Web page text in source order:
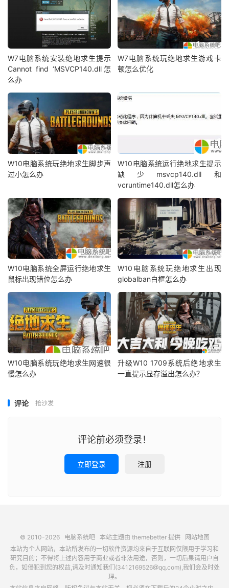
W7电脑系统安装绝地求生提示
Cannot find ‘MSVCP140.dll怎
么办
W7电脑系统玩绝地求生游戏卡
顿怎么优化
W10电脑系统玩绝地求生脚步声
过小怎么办
W10电脑系统运行绝地求生提示
缺少msvcp140.dll和
vcruntime140.dll怎么办
W10电脑系统全屏运行绝地求生
鼠标出现错位怎么办
W10电脑系统玩绝地求生出现
globalban白框怎么办
W10电脑系统玩绝地求生网速很
慢怎么办
升级W10 1709系统后绝地求生
一直提示显存溢出怎么办？
评论 抢沙发
评论前必须登录！
立即登录 注册
© 2010-2026 电脑系统吧本站主题由 themebetter提供
网站地图
本站为个人网站，本站所发布的一切软件资源均来自于互联网仅限用于学习和
研究目的；不得将上述内容用于商业或者非法用途，否则，一切后果请用户自
负，如侵犯到您的权益,请及时通知我们(3412169526@qq.com),我们会及时处
理。